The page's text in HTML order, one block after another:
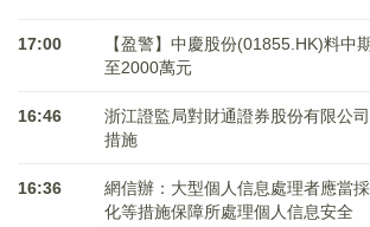
17:00
【盈警】中慶股份(01855.HK)料中
至2000萬元
16:46
浙江證監局對財通證券股份有限公
措施
16:36
網信辦：大型個人信息處理者應當
化等措施保障所處理個人信息安全